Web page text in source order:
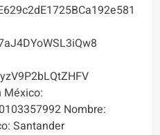
México:
Nombre:
Santander